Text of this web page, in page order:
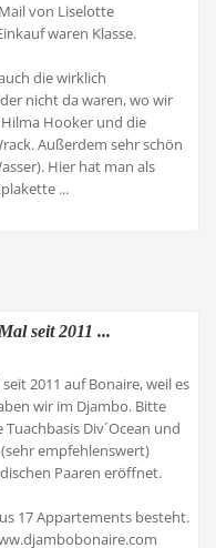
von Liselotte
waren Klasse.
die wirklich
nicht da waren, wo wir
Hooker und die
Außerdem sehr schön
Hier hat man als
...
seit 2011 ...
2011 auf Bonaire, weil es
wir im Djambo. Bitte
Div´Ocean und
empfehlenswert)
Paaren eröffnet.
17 Appartements besteht.